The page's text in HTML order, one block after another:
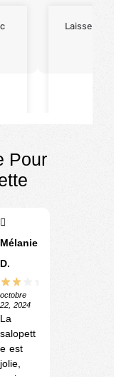
Laisse
Pour
Mélanie
D.
octobre
22, 2024
La
salopett
e est
jolie,